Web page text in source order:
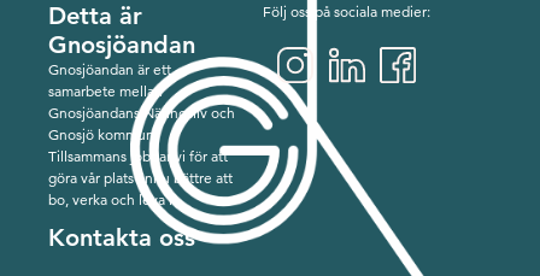
Detta är
Gnosjöandan
Gnosjöandan är ett
samarbete mellan
Gnosjöandans Näringsliv och
Gnosjö kommun.
Tillsammans jobbar vi för att
göra vår plats ännu bättre att
bo, verka och leva i.
Kontakta oss
Följ oss på sociala medier: